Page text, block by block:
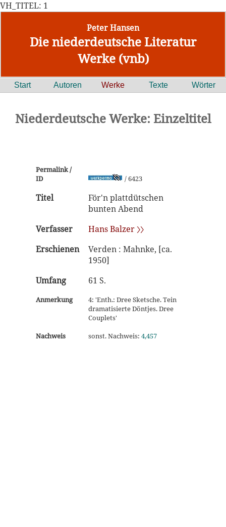
VH_TITEL: 1
Peter Hansen
Die niederdeutsche Literatur
Werke (vnb)
Start Autoren Werke Texte Wörter
Niederdeutsche Werke: Einzeltitel
Permalink /
ID
/ 6423
Titel
För'n plattdütschen
bunten Abend
Verfasser
Hans Balzer 〉〉
Erschienen
Verden : Mahnke, [ca.
1950]
Umfang
61 S.
Anmerkung
4: 'Enth.: Dree Sketsche. Tein
dramatisierte Döntjes. Dree
Couplets'
Nachweis
sonst. Nachweis: 4,457